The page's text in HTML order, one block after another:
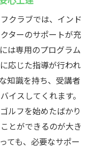
クラブでは、インド
ターのサポートが充
は専用のプログラム
応じた指導が行われ
知識を持ち、受講者
イスしてくれます。
ルフを始めたばかり
とができるのが大き
ても、必要なサポー